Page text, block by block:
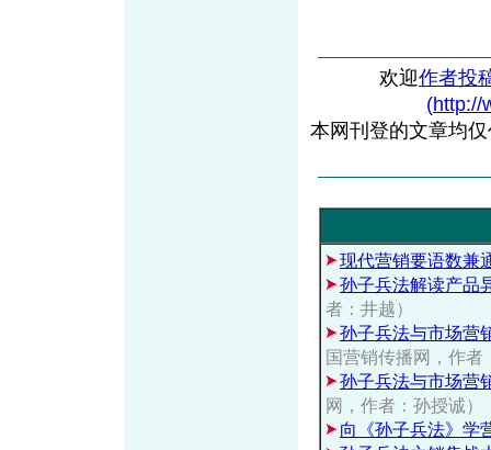
欢迎作者投
(http://
本网刊登的文章均
现代营销要语数兼
孙子兵法解读产品
者：井越）
孙子兵法与市场营
国营销传播网，作者
孙子兵法与市场营
网，作者：孙授诚）
向《孙子兵法》学